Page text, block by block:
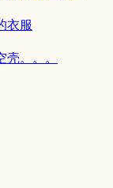
衣服
。。。